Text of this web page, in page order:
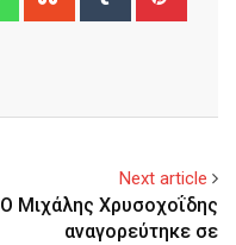
Next article
Ο Μιχάλης Χρυσοχοΐδης
αναγορεύτηκε σε